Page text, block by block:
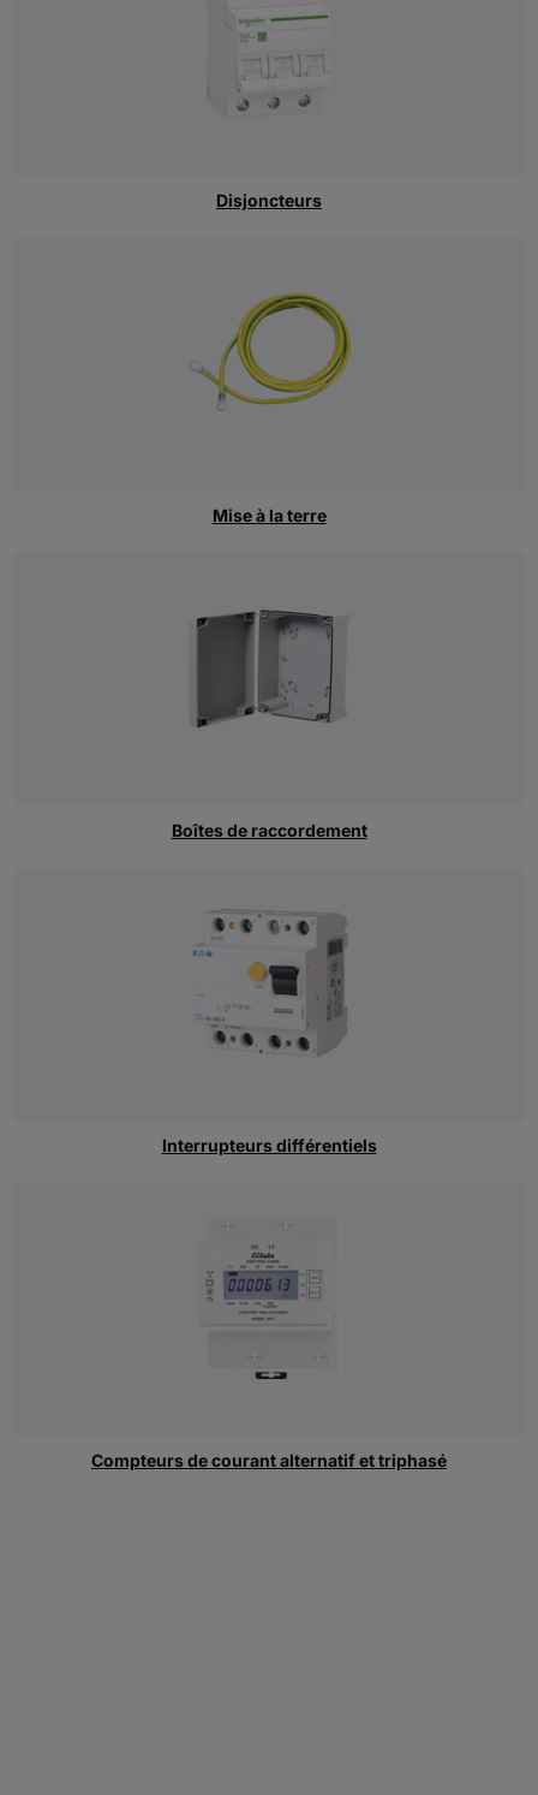
Disjoncteurs
Mise à la terre
Boîtes de raccordement
Interrupteurs différentiels
Compteurs de courant alternatif et triphasé